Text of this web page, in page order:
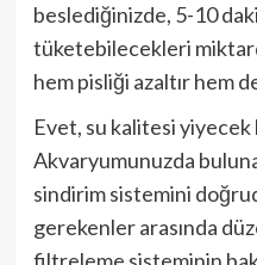
beslediğinizde, 5-10
tüketebilecekleri
hem pisliği azaltır hem
Evet, su kalitesi
Akvaryumunuzda
sindirim sistemini
gerekenler arasında